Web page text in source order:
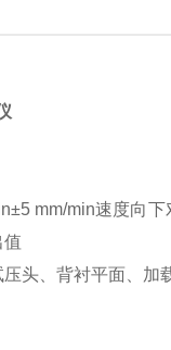
mm/min速度向
值
头、背衬平面、加